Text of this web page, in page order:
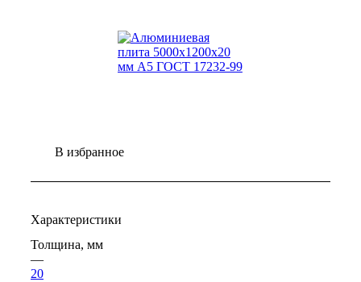
В избранное
Характеристики
Толщина, мм
—
20